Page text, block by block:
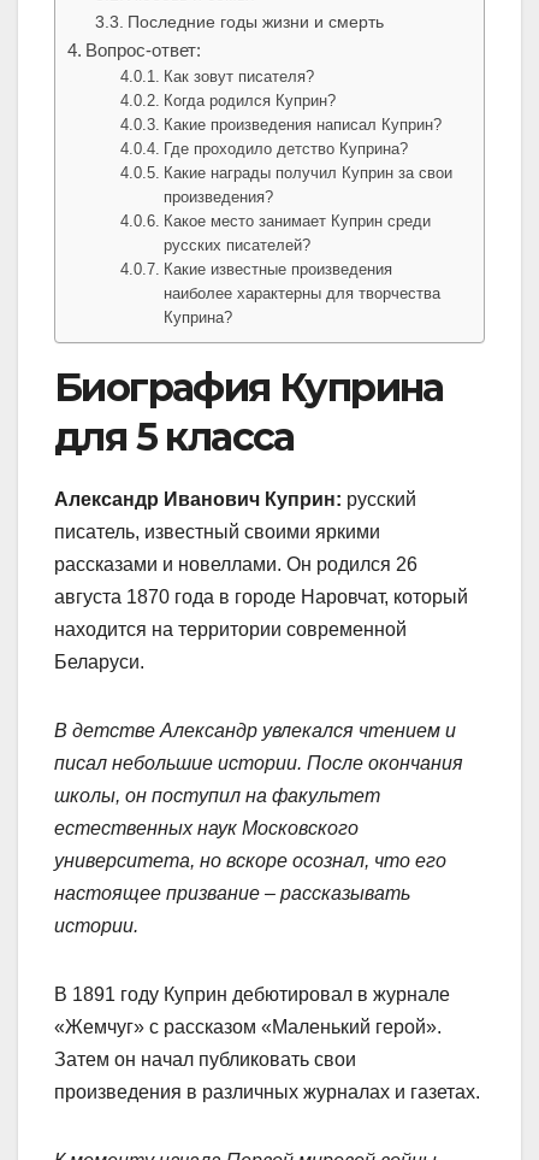
Последние годы жизни и смерть
Вопрос-ответ:
Как зовут писателя?
Когда родился Куприн?
Какие произведения написал Куприн?
Где проходило детство Куприна?
Какие награды получил Куприн за свои
произведения?
Какое место занимает Куприн среди
русских писателей?
Какие известные произведения
наиболее характерны для творчества
Куприна?
Биография Куприна
для 5 класса
Александр Иванович Куприн: русский
писатель, известный своими яркими
рассказами и новеллами. Он родился 26
августа 1870 года в городе Наровчат, который
находится на территории современной
Беларуси.
В детстве Александр увлекался чтением и
писал небольшие истории. После окончания
школы, он поступил на факультет
естественных наук Московского
университета, но вскоре осознал, что его
настоящее призвание – рассказывать
истории.
В 1891 году Куприн дебютировал в журнале
«Жемчуг» с рассказом «Маленький герой».
Затем он начал публиковать свои
произведения в различных журналах и газетах.